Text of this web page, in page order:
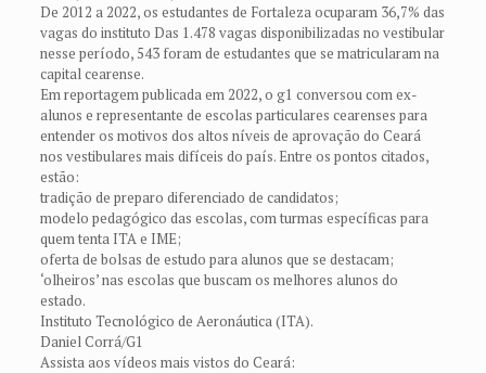
De 2012 a 2022, os estudantes de Fortaleza ocuparam 36,7% das
vagas do instituto Das 1.478 vagas disponibilizadas no vestibular
nesse período, 543 foram de estudantes que se matricularam na
capital cearense.
Em reportagem publicada em 2022, o g1 conversou com ex-
alunos e representante de escolas particulares cearenses para
entender os motivos dos altos níveis de aprovação do Ceará
nos vestibulares mais difíceis do país. Entre os pontos citados,
estão:
tradição de preparo diferenciado de candidatos;
modelo pedagógico das escolas, com turmas específicas para
quem tenta ITA e IME;
oferta de bolsas de estudo para alunos que se destacam;
‘olheiros’ nas escolas que buscam os melhores alunos do
estado.
Instituto Tecnológico de Aeronáutica (ITA).
Daniel Corrá/G1
Assista aos vídeos mais vistos do Ceará: